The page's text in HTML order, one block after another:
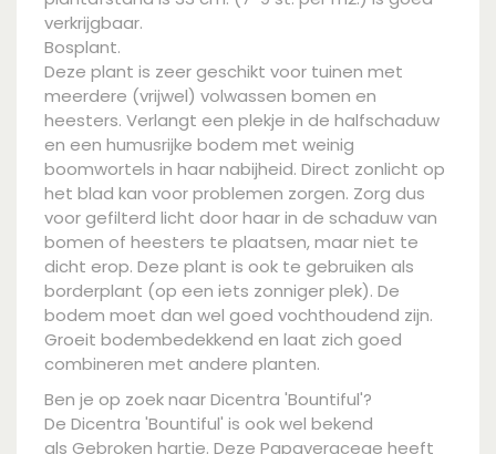
verkrijgbaar.
Bosplant.
Deze plant is zeer geschikt voor tuinen met
meerdere (vrijwel) volwassen bomen en
heesters. Verlangt een plekje in de halfschaduw
en een humusrijke bodem met weinig
boomwortels in haar nabijheid. Direct zonlicht op
het blad kan voor problemen zorgen. Zorg dus
voor gefilterd licht door haar in de schaduw van
bomen of heesters te plaatsen, maar niet te
dicht erop. Deze plant is ook te gebruiken als
borderplant (op een iets zonniger plek). De
bodem moet dan wel goed vochthoudend zijn.
Groeit bodembedekkend en laat zich goed
combineren met andere planten.
Ben je op zoek naar Dicentra 'Bountiful'?
De Dicentra 'Bountiful' is ook wel bekend
als Gebroken hartje. Deze Papaveraceae heeft